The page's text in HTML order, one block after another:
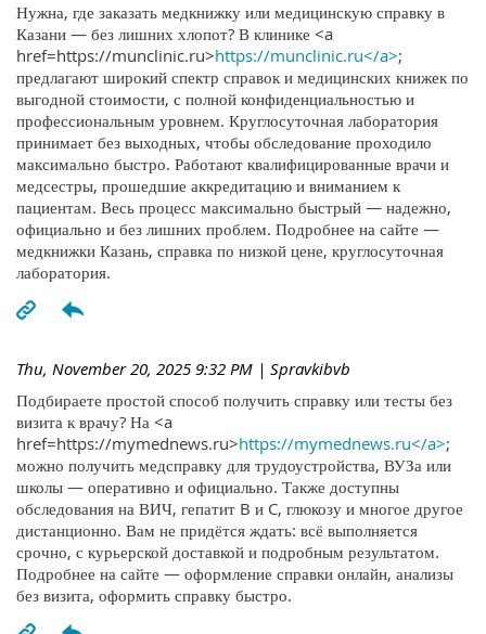
Нужна, где заказать медкнижку или медицинскую справку в
Казани — без лишних хлопот? В клинике <a
href=https://munclinic.ru>https://munclinic.ru</a>;
предлагают широкий спектр справок и медицинских книжек по
выгодной стоимости, с полной конфиденциальностью и
профессиональным уровнем. Круглосуточная лаборатория
принимает без выходных, чтобы обследование проходило
максимально быстро. Работают квалифицированные врачи и
медсестры, прошедшие аккредитацию и вниманием к
пациентам. Весь процесс максимально быстрый — надежно,
официально и без лишних проблем. Подробнее на сайте —
медкнижки Казань, справка по низкой цене, круглосуточная
лаборатория.
Thu, November 20, 2025 9:32 PM | Spravkibvb
Подбираете простой способ получить справку или тесты без
визита к врачу? На <a
href=https://mymednews.ru>https://mymednews.ru</a>;
можно получить медсправку для трудоустройства, ВУЗа или
школы — оперативно и официально. Также доступны
обследования на ВИЧ, гепатит B и C, глюкозу и многое другое
дистанционно. Вам не придётся ждать: всё выполняется
срочно, с курьерской доставкой и подробным результатом.
Подробнее на сайте — оформление справки онлайн, анализы
без визита, оформить справку быстро.